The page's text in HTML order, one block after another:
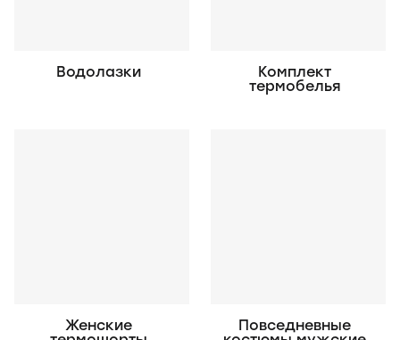
Водолазки
Комплект
термобелья
Женские
Повседневные